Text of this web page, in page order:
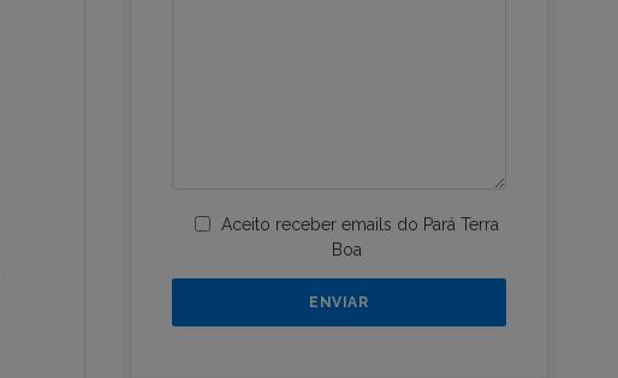
Aceito receber emails do Pará Terra
Boa